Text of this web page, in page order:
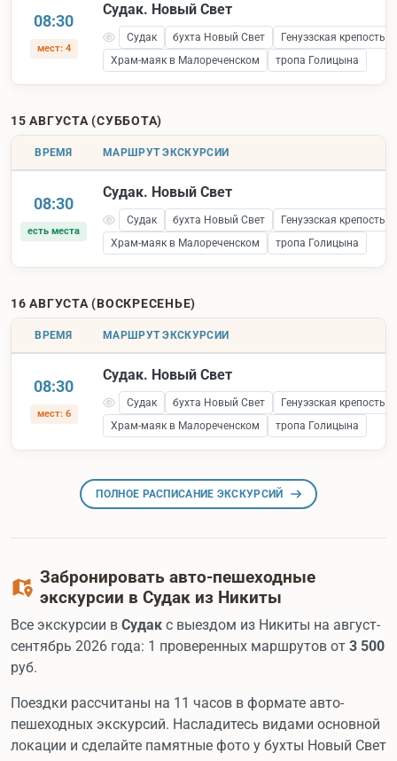
08:30
мест: 4
Судак. Новый Свет
Судак бухта Новый Свет
Генуэзская крепость
Храм-маяк в Малореченском
тропа Голицына
15 АВГУСТА (СУББОТА)
ВРЕМЯ МАРШРУТ ЭКСКУРСИИ
08:30
есть места
Судак. Новый Свет
Судак бухта Новый Свет
Генуэзская крепость
Храм-маяк в Малореченском
тропа Голицына
16 АВГУСТА (ВОСКРЕСЕНЬЕ)
ВРЕМЯ МАРШРУТ ЭКСКУРСИИ
08:30
мест: 6
Судак. Новый Свет
Судак бухта Новый Свет
Генуэзская крепость
Храм-маяк в Малореченском
тропа Голицына
ПОЛНОЕ РАСПИСАНИЕ ЭКСКУРСИЙ
Забронировать авто-пешеходные
экскурсии в Судак из Никиты
Все экскурсии в Судак с выездом из Никиты на август-
сентябрь 2026 года: 1 проверенных маршрутов от 3 500
руб.
Поездки рассчитаны на 11 часов в формате авто-
пешеходных экскурсий. Насладитесь видами основной
локации и сделайте памятные фото у бухты Новый Свет